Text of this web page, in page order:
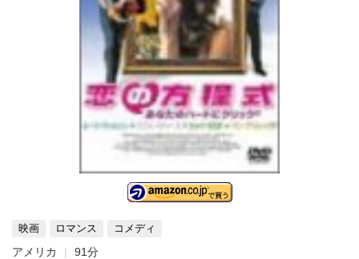
映画 ロマンス コメディ
アメリカ 91分